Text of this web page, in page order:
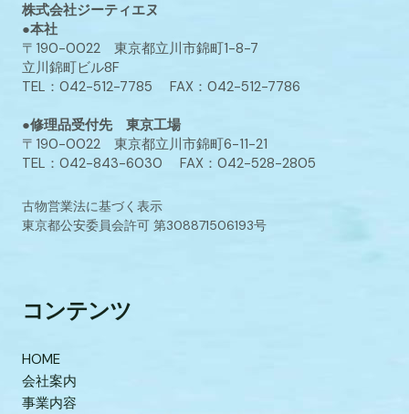
株式会社ジーティエヌ
●本社
〒190-0022 東京都立川市錦町1-8-7
立川錦町ビル8F
TEL：042-512-7785 FAX：042-512-7786
●修理品受付先 東京工場
〒190-0022 東京都立川市錦町6-11-21
TEL：042-843-6030 FAX：042-528-2805
古物営業法に基づく表示
東京都公安委員会許可 第308871506193号
コンテンツ
HOME
会社案内
事業内容